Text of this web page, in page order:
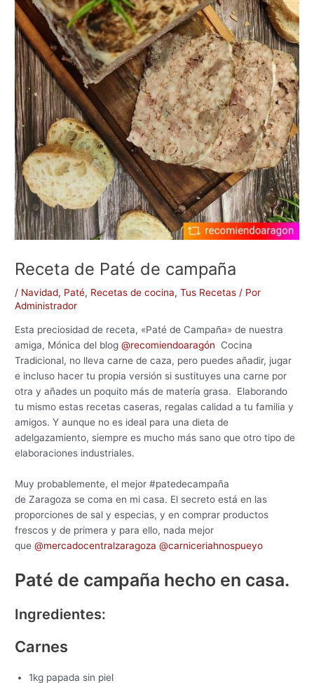
Receta de Paté de campaña
/ Navidad, Paté, Recetas de cocina,Tus Recetas / Por
Administrador
Esta preciosidad de receta, «Paté de Campaña» de nuestra
amiga, Mónica del blog@recomiendoaragón Cocina
Tradicional, no lleva carne de caza, pero puedes añadir, jugar
e incluso hacer tu propia versión si sustituyes una carne por
otra y añades un poquito más de matería grasa. Elaborando
tu mismo estas recetas caseras, regalas calidad a tu familia y
amigos. Y aunque no es ideal para una dieta de
adelgazamiento, siempre es mucho más sano que otro tipo de
elaboraciones industriales.
Muy probablemente, el mejor #patedecampaña
de Zaragoza se coma en mi casa. El secreto está en las
proporciones de sal y especias, y en comprar productos
frescos y de primera y para ello, nada mejor
que@mercadocentralzaragoza @carniceriahnospueyo
Paté de campaña hecho en casa.
Ingredientes:
Carnes
1kg papada sin piel